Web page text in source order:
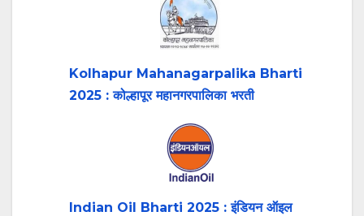
Kolhapur Mahanagarpalika Bharti
2025 : कोल्हापूर महानगरपालिका भरती
Indian Oil Bharti 2025 : इंडियन ऑइल